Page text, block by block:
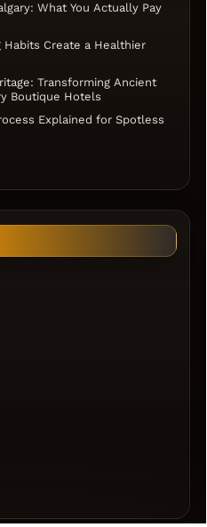
What You Actually Pay
Habits Create a Healthier
Transforming Ancient
Boutique Hotels
Explained for Spotless